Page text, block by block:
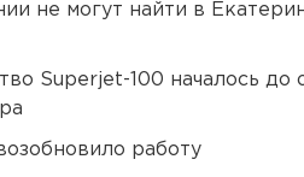
не могут найти в
Superjet-100 началось до
работу